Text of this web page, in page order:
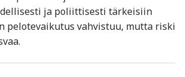
ja poliittisesti tärkeisiin
pelotevaikutus vahvistuu, mutta riski